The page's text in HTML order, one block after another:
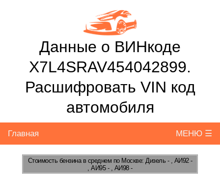
Данные о ВИНкоде
X7L4SRAV454042899.
Расшифровать VIN код
автомобиля
Главная МЕНЮ ☰
Стоимость бензинав среднем по Москве: Дизель - , АИ92 -
, АИ95 - , АИ98 -